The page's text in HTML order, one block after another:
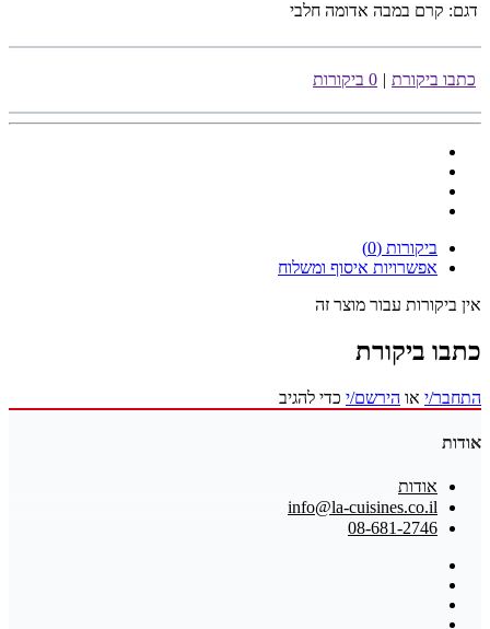
דגם: קרם במבה אדומה חלבי
כתבו ביקורת | 0 ביקורות
ביקורות (0)
אפשרויות איסוף ומשלוח
אין ביקורות עבור מוצר זה
כתבו ביקורת
התחבר/י או הירשם/י כדי להגיב
אודות
אודות
info@la-cuisines.co.il
08-681-2746